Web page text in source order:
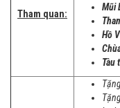
Tham quan:
Mũi
Hồ
Tàu